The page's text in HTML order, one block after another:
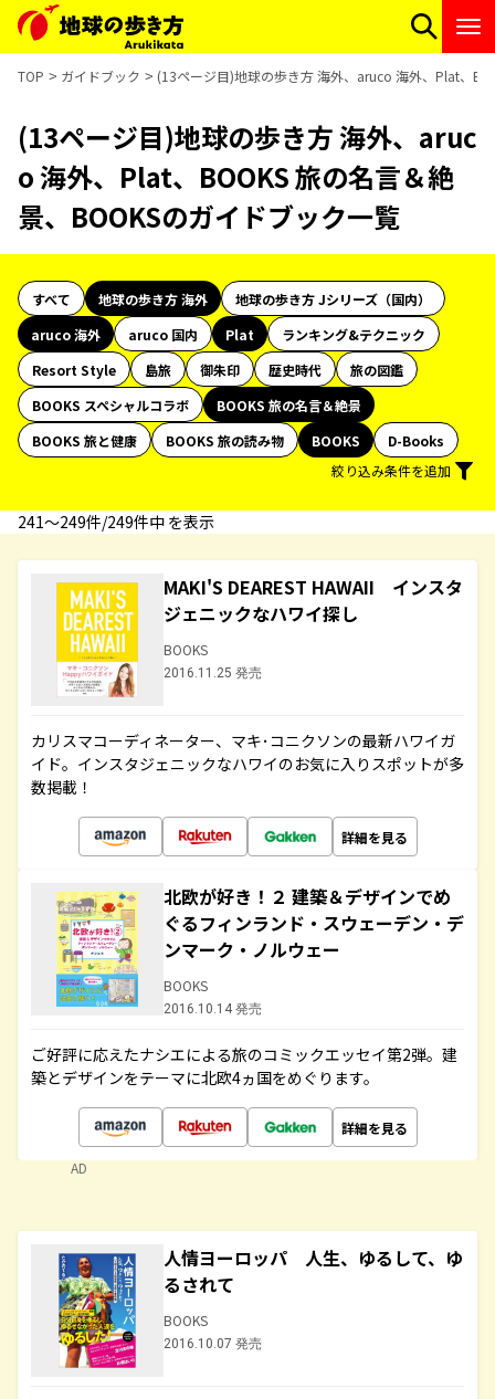
TOP ガイドブック (13ページ目)地球の歩き方 海外、aruco 海外、Plat、
(13ページ目)地球の歩き方 海外、aruc
o 海外、Plat、BOOKS 旅の名言＆絶
景、BOOKSのガイドブック一覧
すべて 地球の歩き方 海外
地球の歩き方 Jシリーズ（国内）
aruco 海外
aruco 国内 Plat
ランキング&テクニック
Resort Style
島旅 御朱印 歴史時代
旅の図鑑
BOOKS スペシャルコラボ
BOOKS 旅の名言＆絶景
BOOKS 旅と健康
BOOKS 旅の読み物 BOOKS
D-Books
絞り込み条件を追加
241〜249件/249件中 を表示
MAKI'S DEAREST HAWAII インスタ
ジェニックなハワイ探し
BOOKS
2016.11.25 発売
カリスマコーディネーター、マキ･コニクソンの最新ハワイガ
イド。インスタジェニックなハワイのお気に入りスポットが多
数掲載！
詳細を見る
北欧が好き！２ 建築＆デザインでめ
ぐるフィンランド・スウェーデン・デ
ンマーク・ノルウェー
BOOKS
2016.10.14 発売
ご好評に応えたナシエによる旅のコミックエッセイ第2弾。建
築とデザインをテーマに北欧4ヵ国をめぐります。
詳細を見る
AD
人情ヨーロッパ 人生、ゆるして、ゆ
るされて
BOOKS
2016.10.07 発売